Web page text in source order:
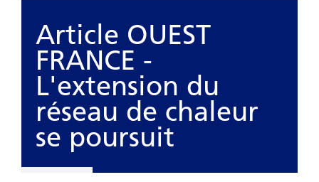
Article OUEST
FRANCE -
L'extension du
réseau de chaleur
se poursuit